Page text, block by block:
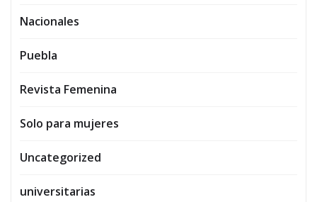
Nacionales
Puebla
Revista Femenina
Solo para mujeres
Uncategorized
universitarias